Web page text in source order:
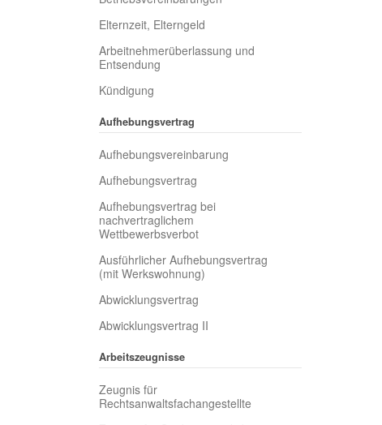
Elternzeit, Elterngeld
Arbeitnehmerüberlassung und
Entsendung
Kündigung
Aufhebungsvertrag
Aufhebungsvereinbarung
Aufhebungsvertrag
Aufhebungsvertrag bei
nachvertraglichem
Wettbewerbsverbot
Ausführlicher Aufhebungsvertrag
(mit Werkswohnung)
Abwicklungsvertrag
Abwicklungsvertrag II
Arbeitszeugnisse
Zeugnis für
Rechtsanwaltsfachangestellte